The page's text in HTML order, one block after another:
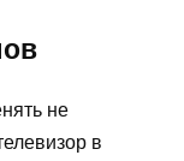
не
в